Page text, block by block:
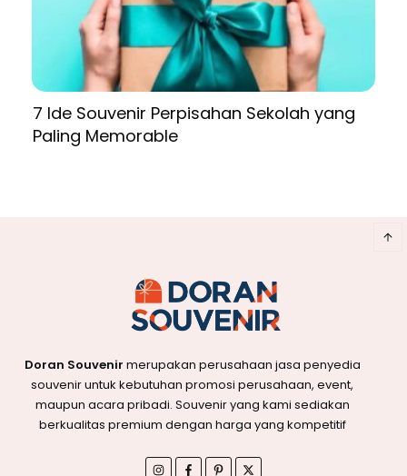
7 Ide Souvenir Perpisahan Sekolah yang
Paling Memorable
Doran Souvenir merupakan perusahaan jasa penyedia
souvenir untuk kebutuhan promosi perusahaan, event,
maupun acara pribadi. Souvenir yang kami sediakan
berkualitas premium dengan harga yang kompetitif